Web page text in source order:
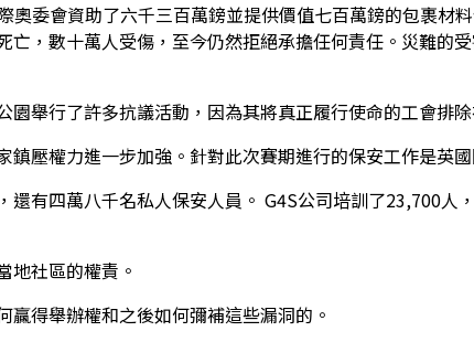
委會資助了六千三百萬鎊並提供價值七百萬鎊的包裹材
，數十萬人受傷，至今仍然拒絕承擔任何責任。災​​難的
舉行了許多抗議活動，因為其將真正履行使命的工會排
壓權力進一步加強。針對此次賽期進行的保安工作是英
有四萬八千名私人保安人員。 G4S公司培訓了23,700人
地社區的權責。
得舉辦權和之後如何彌補這些漏洞的。